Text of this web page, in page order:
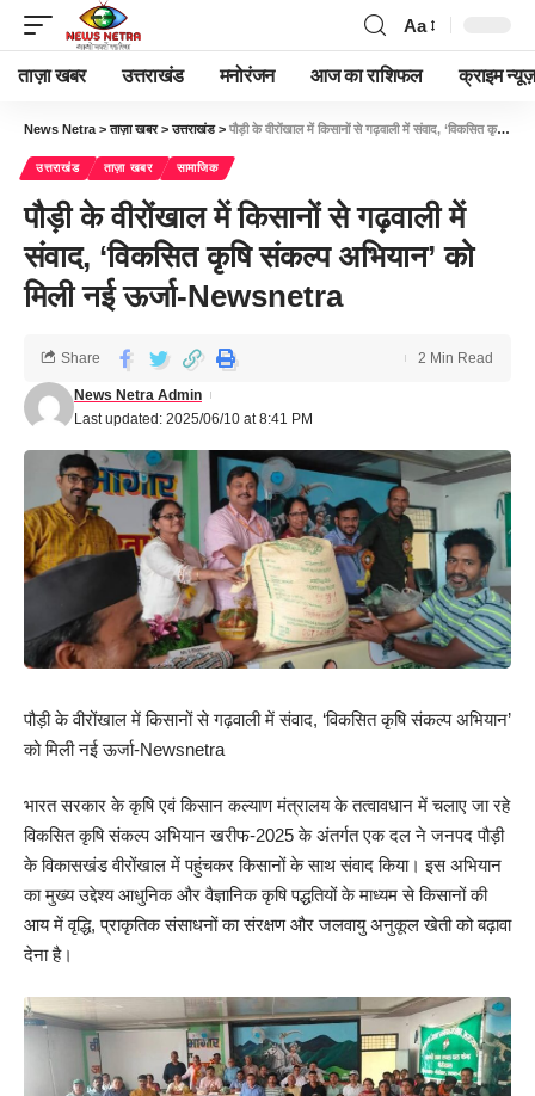
Aa
ताज़ा खबर उत्तराखंड मनोरंजन आज का राशिफल क्राइम न्यूज़
News Netra >ताज़ा खबर>उत्तराखंड> पौड़ी के वीरोंखाल में किसानों से गढ़वाली में संवाद, ‘विकसित कृषि संकल्प अभियान’ को मिली नई ऊर्जा-Newsnetra
उत्तराखंड ताज़ा खबर सामाजिक
पौड़ी के वीरोंखाल में किसानों से गढ़वाली में
संवाद, ‘विकसित कृषि संकल्प अभियान’ को
मिली नई ऊर्जा-Newsnetra
Last updated: 2025/06/10 at 8:41 PM
News Netra Admin
Share 2 Min Read
पौड़ी के वीरोंखाल में किसानों से गढ़वाली में संवाद, ‘विकसित कृषि संकल्प अभियान’
को मिली नई ऊर्जा-Newsnetra
भारत सरकार के कृषि एवं किसान कल्याण मंत्रालय के तत्वावधान में चलाए जा रहे
विकसित कृषि संकल्प अभियान खरीफ-2025 के अंतर्गत एक दल ने जनपद पौड़ी
के विकासखंड वीरोंखाल में पहुंचकर किसानों के साथ संवाद किया। इस अभियान
का मुख्य उद्देश्य आधुनिक और वैज्ञानिक कृषि पद्धतियों के माध्यम से किसानों की
आय में वृद्धि, प्राकृतिक संसाधनों का संरक्षण और जलवायु अनुकूल खेती को बढ़ावा
देना है।